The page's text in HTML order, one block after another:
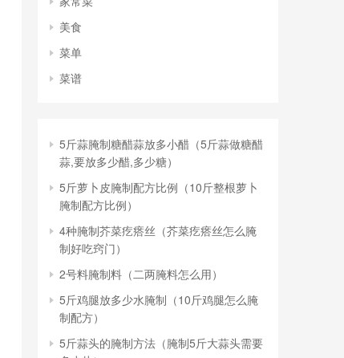
美食
菜单
菜谱
5斤蒜腌制糖醋蒜放多小醋（5斤蒜做糖醋
蒜,要放多少醋,多少糖）
5斤萝卜皮腌制配方比例（10斤整根萝卜
腌制配方比例）
4种腌制芥菜疙瘩丝（芥菜疙瘩丝怎么腌
制好吃窍门）
2号料腌制料（二两腌料怎么用）
5斤鸡腿放多少水腌制（10斤鸡腿怎么腌
制配方）
5斤蒜头的腌制方法（腌制5斤大蒜头需要